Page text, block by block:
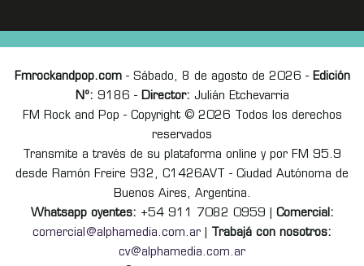
Fmrockandpop.com- Sábado, 8 de agosto de 2026 - Edición
Nº: 9186 - Director: Julián Etchevarria
FM Rock and Pop - Copyright © 2026 Todos los derechos
reservados
Transmite a través de su plataforma online y por FM 95.9
desde Ramón Freire 932, C1426AVT - Ciudad Autónoma de
Buenos Aires, Argentina.
Whatsapp oyentes: +54 911 7082 0959 | Comercial:
comercial@alphamedia.com.ar
Trabajá con nosotros:
cv@alphamedia.com.ar